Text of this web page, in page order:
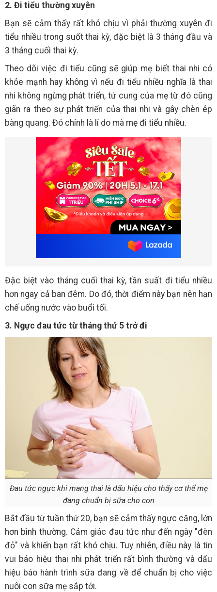
2. Đi tiểu thường xuyên
Bạn sẽ cảm thấy rất khó chịu vì phải thường xuyên đi
tiểu nhiều trong suốt thai kỳ, đặc biệt là 3 tháng đầu và
3 tháng cuối thai kỳ.
Theo dõi việc đi tiểu cũng sẽ giúp mẹ biết thai nhi có
khỏe mạnh hay không vì nếu đi tiểu nhiều nghĩa là thai
nhi không ngừng phát triển, tử cung của mẹ từ đó cũng
giãn ra theo sự phát triển của thai nhi và gây chèn ép
bàng quang. Đó chính là lí do mà mẹ đi tiểu nhiều.
Đặc biệt vào tháng cuối thai kỳ, tần suất đi tiểu nhiều
hơn ngay cả ban đêm. Do đó, thời điểm này bạn nên hạn
chế uống nước vào buổi tối.
3. Ngực đau tức từ tháng thứ 5 trở đi
Đau tức ngực khi mang thai là dấu hiệu cho thấy cơ thể mẹ
đang chuẩn bị sữa cho con
Bắt đầu từ tuần thứ 20, bạn sẽ cảm thấy ngực căng, lớn
hơn bình thường. Cảm giác đau tức như đến ngày "đèn
đỏ" và khiến bạn rất khó chịu. Tuy nhiên, điều này là tin
vui báo hiệu thai nhi phát triển rất bình thường và dấu
hiệu báo hành trình sữa đang về để chuẩn bị cho việc
nuôi con sữa mẹ sắp tới.